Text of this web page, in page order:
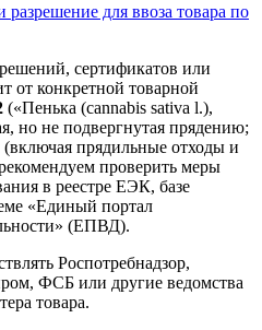
для ввоза товара по
сертификатов или
от конкретной товарной
(«Пенька (cannabis sativa l.),
но не подвергнутая прядению;
прядильные отходы и
проверить меры
в реестре ЕЭК, базе
«Единый портал
(ЕПВД).
Роспотребнадзор,
ФСБ или другие ведомства
товара.